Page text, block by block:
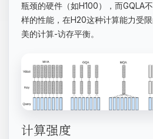
瓶颈的硬件（如H100），而GQLA
样的性能，在H20这种计算能力受
美的计算-访存平衡。
计算强度